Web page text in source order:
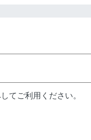
てご利用ください。